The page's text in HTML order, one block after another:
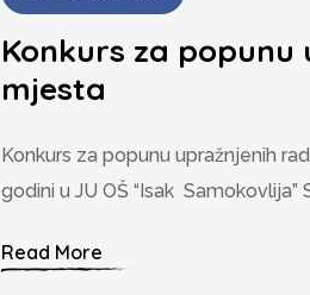
Konkurs za
mjesta
Konkurs za popunu upražnjenih
godini u JU OŠ “Isak Samokovlija”
Read More